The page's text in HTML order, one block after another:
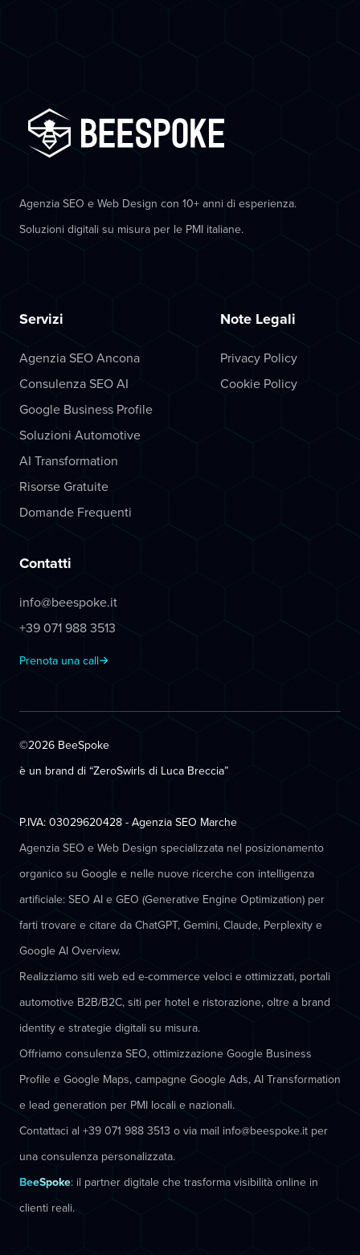
Agenzia SEO e Web Design con 10+ anni di esperienza.
Soluzioni digitali su misura per le PMI italiane.
Servizi
Agenzia SEO Ancona
Consulenza SEO AI
Google Business Profile
Soluzioni Automotive
AI Transformation
Risorse Gratuite
Domande Frequenti
Note Legali
Privacy Policy
Cookie Policy
Contatti
info@beespoke.it
+39 071 988 3513
Prenota una call
©2026 BeeSpoke
è un brand di “ZeroSwirls di Luca Breccia”
P.IVA: 03029620428 - Agenzia SEO Marche
Agenzia SEO e Web Design specializzata nel posizionamento
organico su Google e nelle nuove ricerche con intelligenza
artificiale: SEO AI e GEO (Generative Engine Optimization) per
farti trovare e citare da ChatGPT, Gemini, Claude, Perplexity e
Google AI Overview.
Realizziamo siti web ed e-commerce veloci e ottimizzati, portali
automotive B2B/B2C, siti per hotel e ristorazione, oltre a brand
identity e strategie digitali su misura.
Offriamo consulenza SEO, ottimizzazione Google Business
Profile e Google Maps, campagne Google Ads, AI Transformation
e lead generation per PMI locali e nazionali.
Contattaci al +39 071 988 3513 o via mail info@beespoke.it per
una consulenza personalizzata.
BeeSpoke: il partner digitale che trasforma visibilità online in
clienti reali.